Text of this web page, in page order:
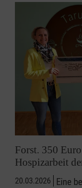
Forst. 350
Hospizarbeit
20.03.2026 Eine